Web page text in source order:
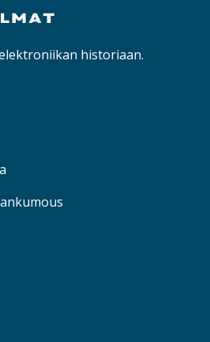
historiaan.